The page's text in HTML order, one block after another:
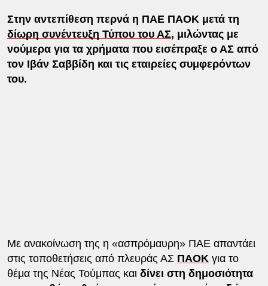
Στην αντεπίθεση περνά η ΠΑΕ ΠΑΟΚ μετά τη
δίωρη συνέντευξη Τύπου του ΑΣ, μιλώντας με
νούμερα για τα χρήματα που εισέπραξε ο ΑΣ από
τον Ιβάν Σαββίδη και τις εταιρείες συμφερόντων
του.
Με ανακοίνωση της η «ασπρόμαυρη» ΠΑΕ απαντάει
στις τοποθετήσεις από πλευράς ΑΣ ΠΑΟΚ για το
θέμα της Νέας Τούμπας και δίνει στη δημοσιότητα